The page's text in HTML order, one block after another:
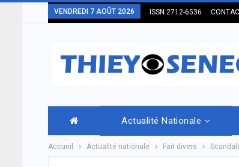
VENDREDI 7 AOÛT 2026 ISSN 2712-6536
Actualité Nationale
Accueil Actualité nationale Fait divers